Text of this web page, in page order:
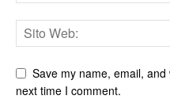
Save my name, email,
next time I comment.